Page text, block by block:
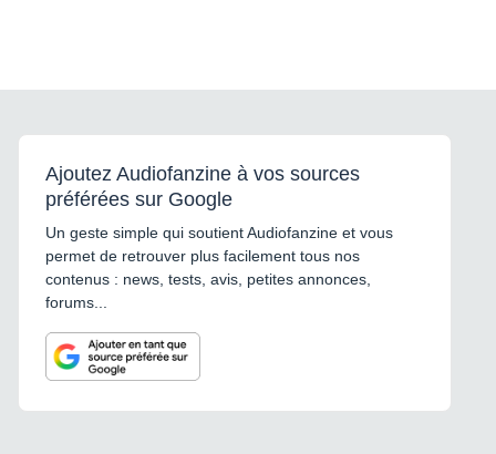
Ajoutez Audiofanzine à vos sources
préférées sur Google
Un geste simple qui soutient Audiofanzine et vous
permet de retrouver plus facilement tous nos
contenus : news, tests, avis, petites annonces,
forums...